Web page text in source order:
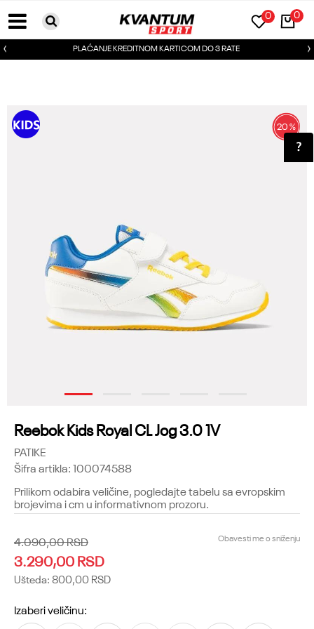
0
0
PLAĆANJE KREDITNOM KARTICOM DO 3 RATE
1
20%
Reebok Kids Royal CL Jog 3.0 1V
PATIKE
Šifra artikla:100074588
Prilikom odabira veličine, pogledajte tabelu sa evropskim
brojevima i cm u informativnom prozoru.
4.090,00RSD
3.290,00RSD
Ušteda: 800,00 RSD
Obavesti me o sniženju
Izaberi veličinu: